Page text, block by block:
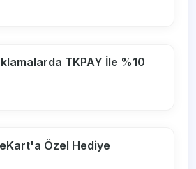
TKPAY İle %10
Özel Hediye